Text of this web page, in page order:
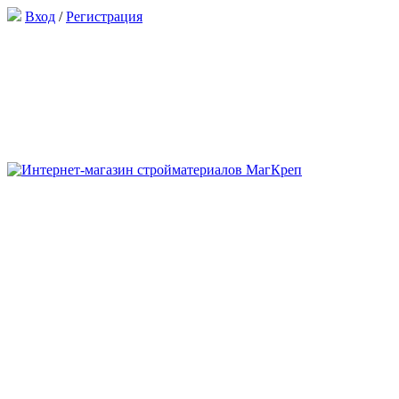
Вход /Регистрация